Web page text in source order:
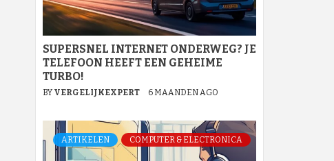
SUPERSNEL INTERNET ONDERWEG? JE
TELEFOON HEEFT EEN GEHEIME
TURBO!
BY VERGELIJKEXPERT 6 MAANDEN AGO
ARTIKELEN COMPUTER & ELECTRONICA